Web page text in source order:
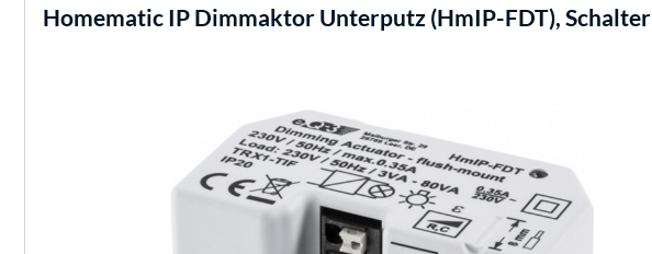
Homematic IP Dimmaktor Unterputz (HmIP-FDT), Schalter